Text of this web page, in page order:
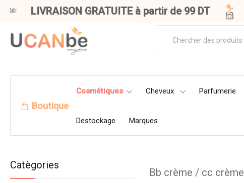
LIVRAISON GRATUITE à partir de 99 DT
Boutique
Cosmétiques Cheveux Parfumerie
Destockage Marques
Catègories
Bb crème / cc crème